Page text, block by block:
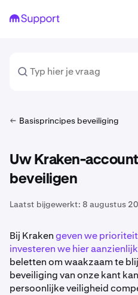
Basisprincipes beveiliging
Uw Kraken-
beveiligen
Laatst bijgewerkt: 8 augustus
Bij Krakengeven we
investeren we hier
beletten om waakzaam te
beveiliging van onze kant
persoonlijke veiligheid